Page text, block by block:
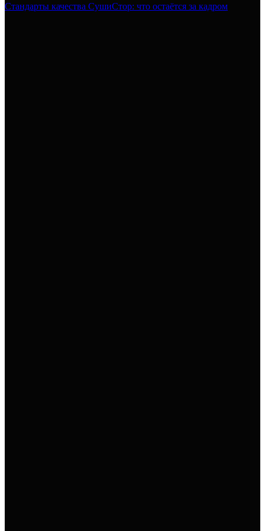
Стандарты качества СушиСтор: что остаётся за кадром